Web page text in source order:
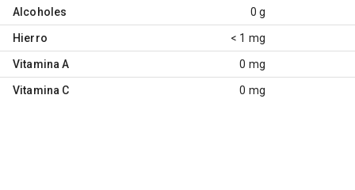
Alcoholes 0 g
Hierro < 1 mg
Vitamina A 0 mg
Vitamina C 0 mg